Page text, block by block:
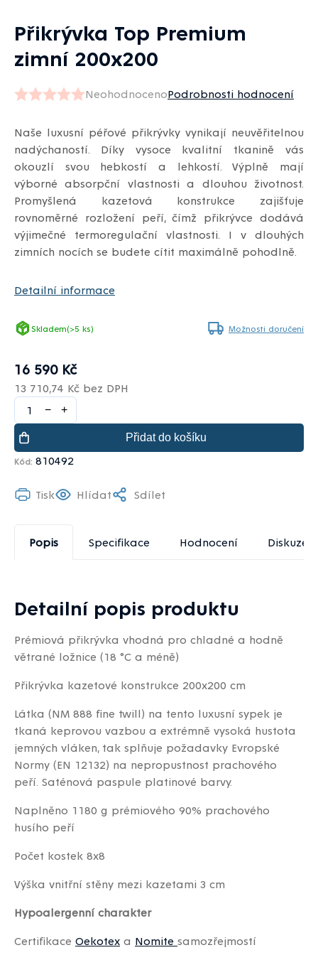
Přikrývka Top Premium
zimní 200x200
Průměrné
produktu
je
0,0
z
5
hvězdiček.
NeohodnocenoPodrobnosti hodnocení
Skladem(>5 ks) Možnosti doručení
Naše luxusní péřové přikrývky vynikají neuvěřitelnou
nadýchaností. Díky vysoce kvalitní tkanině vás
okouzlí svou hebkostí a lehkostí. Výplně mají
výborné absorpční vlastnosti a dlouhou životnost.
Promyšlená kazetová konstrukce zajišťuje
rovnoměrné rozložení peří, čímž přikrývce dodává
výjimečné termoregulační vlastnosti. I v dlouhých
zimních nocích se budete cítit maximálně pohodlně.
Detailní informace
Kód: 810492
Tisk Hlídat Sdílet
16 590 Kč
13 710,74 Kč bez DPH
+
−
Přidat do košíku
Popis Specifikace Hodnocení Diskuze
Detailní popis produktu
Prémiová přikrývka vhodná pro chladné a hodně
větrané ložnice (18 °C a méně)
Přikrývka kazetové konstrukce 200x200 cm
Látka (NM 888 fine twill) na tento luxusní sypek je
tkaná keprovou vazbou a extrémně vysoká hustota
jemných vláken, tak splňuje požadavky Evropské
Normy (EN 12132) na nepropustnost prachového
peří. Saténová paspule platinové barvy.
Naplněno 1180 g prémiového 90% prachového
husího peří
Počet kostek 8x8
Výška vnitřní stěny mezi kazetami 3 cm
Hypoalergenní charakter
Certifikace Oekotex a Nomite samozřejmostí